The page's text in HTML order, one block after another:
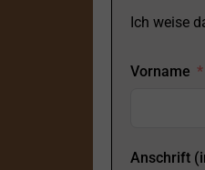
Ich weise
Vorname
Anschrift